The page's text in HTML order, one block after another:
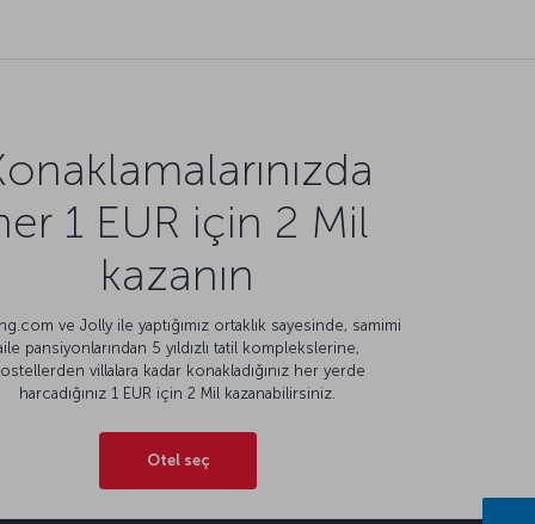
1 EUR için 2 Mil
kazanın
ve Jolly ile yaptığımız ortaklık sayesinde, samimi
pansiyonlarından 5 yıldızlı tatil komplekslerine,
villalara kadar konakladığınız her yerde
harcadığınız 1 EUR için 2 Mil kazanabilirsiniz.
Otel seç